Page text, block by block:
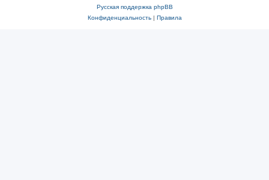
Русская поддержка phpBB
Конфиденциальность| Правила